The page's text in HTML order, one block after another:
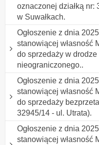
oznaczonej działką nr:
w Suwałkach.
Ogłoszenie z dnia
stanowiącej własność
do sprzedaży w
nieograniczonego..
Ogłoszenie z dnia
stanowiącej własność
do sprzedaży
32945/14 - ul. Utrata).
Ogłoszenie z dnia
stanowiącej własność